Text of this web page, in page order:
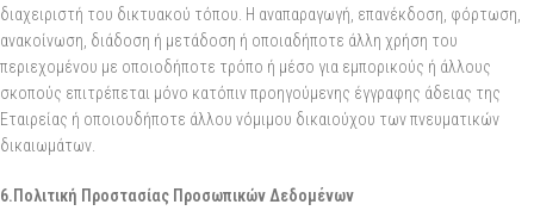
διαχειριστή του δικτυακού τόπου. Η αναπαραγωγή, επανέκδοση, φόρτωση,
ανακοίνωση, διάδοση ή μετάδοση ή οποιαδήποτε άλλη χρήση του
περιεχομένου με οποιοδήποτε τρόπο ή μέσο για εμπορικούς ή άλλους
σκοπούς επιτρέπεται μόνο κατόπιν προηγούμενης έγγραφης άδειας της
Εταιρείας ή οποιουδήποτε άλλου νόμιμου δικαιούχου των πνευματικών
δικαιωμάτων.
6.Πολιτική Προστασίας Προσωπικών Δεδομένων